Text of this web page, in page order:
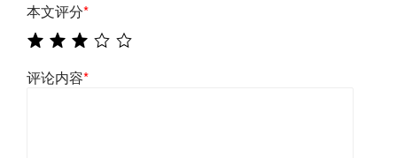
本文评分*
评论内容*